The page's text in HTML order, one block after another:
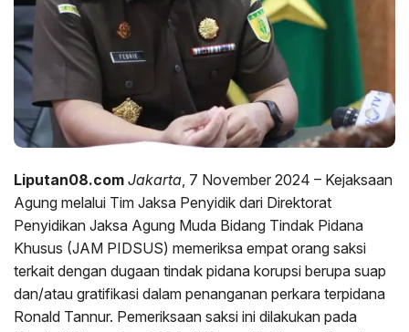
Liputan08.com Jakarta, 7 November 2024 – Kejaksaan
Agung melalui Tim Jaksa Penyidik dari Direktorat
Penyidikan Jaksa Agung Muda Bidang Tindak Pidana
Khusus (JAM PIDSUS) memeriksa empat orang saksi
terkait dengan dugaan tindak pidana korupsi berupa suap
dan/atau gratifikasi dalam penanganan perkara terpidana
Ronald Tannur. Pemeriksaan saksi ini dilakukan pada